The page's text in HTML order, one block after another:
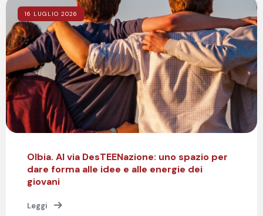
16 LUGLIO 2026
Olbia. Al via DesTEENazione: uno spazio per
dare forma alle idee e alle energie dei
giovani
Leggi